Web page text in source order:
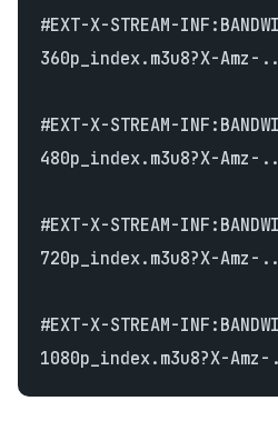
#EXT-X-STREAM-
360p_index.m3u8?X-Amz-
#EXT-X-STREAM-
480p_index.m3u8?X-Amz-
#EXT-X-STREAM-
720p_index.m3u8?X-Amz-
#EXT-X-STREAM-